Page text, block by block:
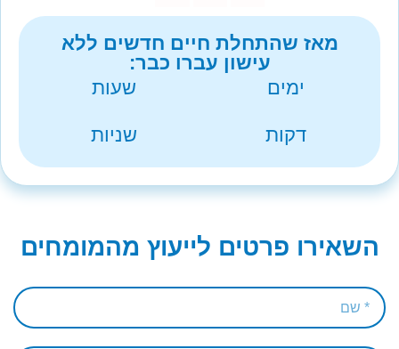
מאז שהתחלת חיים חדשים ללא
עישון עברו כבר:
ימים
שעות
דקות שניות
השאירו פרטים לייעוץ מהמומחים